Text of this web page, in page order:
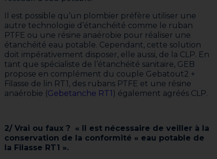
Il est possible qu’un plombier préfère utiliser une
autre technologie d’étanchéité comme le ruban
PTFE ou une résine anaérobie pour réaliser une
étanchéité eau potable. Cependant, cette solution
doit impérativement disposer, elle aussi, de la CLP. En
tant que spécialiste de l’étanchéité sanitaire, GEB
propose en complément du couple Gebatout2 +
Filasse de lin RT1, des rubans PTFE et une résine
anaérobie (Gebetanche RT1) également agréés CLP.
2/ Vrai ou faux ? « Il est nécessaire de veiller à la
conservation de la conformité « eau potable de
la Filasse RT1 ».